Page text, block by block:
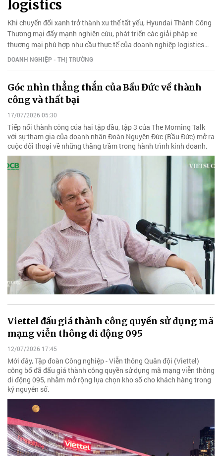
logistics
Khi chuyển đổi xanh trở thành xu thế tất yếu, Hyundai Thành Công
Thương mại đẩy mạnh nghiên cứu, phát triển các giải pháp xe
thương mại phù hợp nhu cầu thực tế của doanh nghiệp logistics
Việt, hướng tới tối ưu hiệu quả vận hành và giảm phát thải.
DOANH NGHIỆP - THỊ TRƯỜNG
Góc nhìn thẳng thắn của Bầu Đức về thành
công và thất bại
17/07/2026 05:30
Tiếp nối thành công của hai tập đầu, tập 3 của The Morning Talk
với sự tham gia của doanh nhân Đoàn Nguyên Đức (Bầu Đức) mở ra
cuộc đối thoại về những thăng trầm trong hành trình kinh doanh.
Viettel đấu giá thành công quyền sử dụng mã
mạng viễn thông di động 095
12/07/2026 17:45
Mới đây, Tập đoàn Công nghiệp - Viễn thông Quân đội (Viettel)
công bố đã đấu giá thành công quyền sử dụng mã mạng viễn thông
di động 095, nhằm mở rộng lựa chọn kho số cho khách hàng trong
kỷ nguyên số.